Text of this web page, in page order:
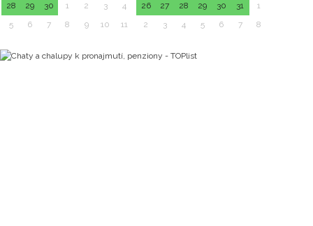
28
29 30 1 2 3
4
5
6 7 8 9 10 11
26
27 28 29 30 31
1
2
3 4 5 6 7 8